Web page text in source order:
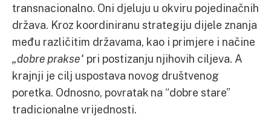
transnacionalno. Oni djeluju u okviru pojedinačnih
država. Kroz koordiniranu strategiju dijele znanja
među različitim državama, kao i primjere i načine
„dobre prakse“ pri postizanju njihovih ciljeva. A
krajnji je cilj uspostava novog društvenog
poretka. Odnosno, povratak na “dobre stare”
tradicionalne vrijednosti.